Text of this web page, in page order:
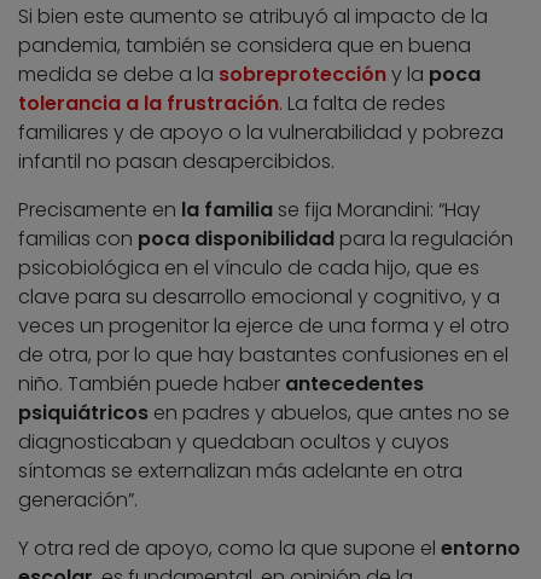
Si bien este aumento se atribuyó al impacto de la
pandemia, también se considera que en buena
medida se debe a la sobreproteccióny la poca
tolerancia a la frustración. La falta de redes
familiares y de apoyo o la vulnerabilidad y pobreza
infantil no pasan desapercibidos.
Precisamente en la familia se fija Morandini: “Hay
familias con poca disponibilidad para la regulación
psicobiológica en el vínculo de cada hijo, que es
clave para su desarrollo emocional y cognitivo, y a
veces un progenitor la ejerce de una forma y el otro
de otra, por lo que hay bastantes confusiones en el
niño. También puede haber antecedentes
psiquiátricos en padres y abuelos, que antes no se
diagnosticaban y quedaban ocultos y cuyos
síntomas se externalizan más adelante en otra
generación”.
Y otra red de apoyo, como la que supone el entorno